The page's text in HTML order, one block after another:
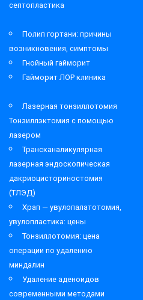
септопластика
Полип гортани: причины
возникновения, симптомы
Гнойный гайморит
Гайморит ЛОР клиника
Лазерная тонзиллотомия
Тонзиллэктомия с помощью
лазером
Трансканаликулярная
лазерная эндоскопическая
дакриоцисториностомия
(ТЛЭД)
Храп — увулопалатотомия,
увулопластика: цены
Тонзиллотомия: цена
операции по удалению
миндалин
Удаление аденоидов
современными методами